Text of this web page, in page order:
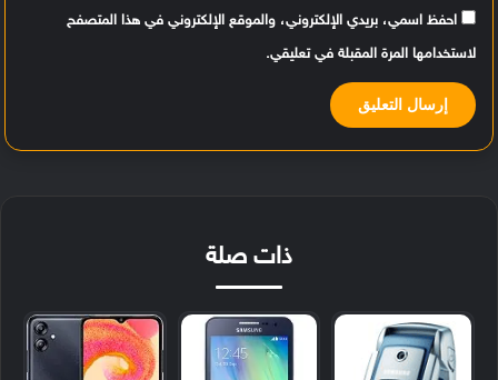
احفظ اسمي، بريدي الإلكتروني، والموقع الإلكتروني في هذا المتصفح
لاستخدامها المرة المقبلة في تعليقي.
ذات صلة